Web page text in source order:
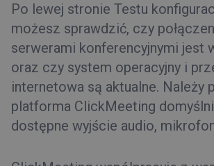
Po lewej stronie Testu
możesz sprawdzić, czy
serwerami konferencyjnymi jest
oraz czy system operacyjny i
internetowa są aktualne. Należy
platforma ClickMeeting
dostępne wyjście audio,